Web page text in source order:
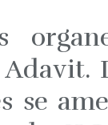
se